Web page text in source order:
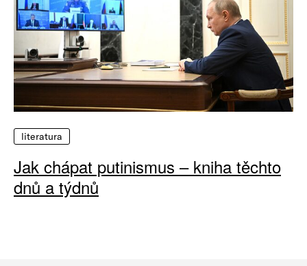
literatura
Jak chápat putinismus – kniha těchto
dnů a týdnů